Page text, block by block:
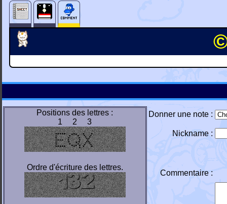
Positions des lettres :
1 2 3
Ordre d'écriture des lettres.
Donner une note :
Nickname :
Commentaire :